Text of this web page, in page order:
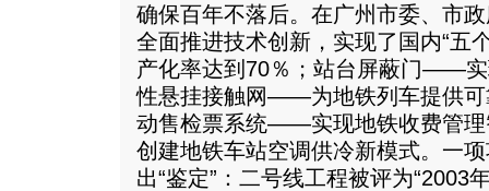
确保百年不落后。在广州市委、市
全面推进技术创新，实现了国内“
产化率达到70％；站台屏蔽门——
性悬挂接触网——为地铁列车提供可
动售检票系统——实现地铁收费管
创建地铁车站空调供冷新模式。一
出“鉴定”：二号线工程被评为“2003